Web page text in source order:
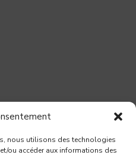
nous utilisons des technologies
ou accéder aux informations des